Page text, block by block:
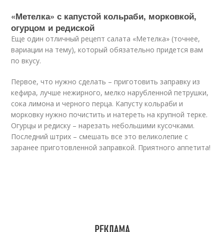
«Метелка» с капустой кольраби, морковкой,
огурцом и редиской
Еще один отличный рецепт салата «Метелка» (точнее,
вариации на тему), который обязательно придется вам
по вкусу.
Первое, что нужно сделать – приготовить заправку из
кефира, лучше нежирного, мелко нарубленной петрушки,
сока лимона и черного перца. Капусту кольраби и
морковку нужно почистить и натереть на крупной терке.
Огурцы и редиску – нарезать небольшими кусочками.
Последний штрих – смешать все это великолепие с
заранее приготовленной заправкой. Приятного аппетита!